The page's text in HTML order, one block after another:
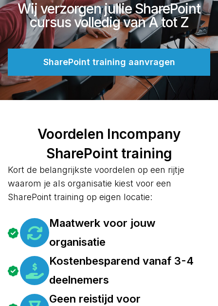
Wij verzorgen jullie SharePoint
cursus volledig van A tot Z
SharePoint training aanvragen
Voordelen Incompany
SharePoint training
Kort de belangrijkste voordelen op een rijtje
waarom je als organisatie kiest voor een
SharePoint training op eigen locatie:
Maatwerk voor jouw
organisatie
Kostenbesparend vanaf 3-4
deelnemers
Geen reistijd voor